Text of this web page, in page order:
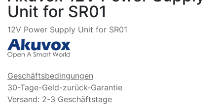
Unit for SR01
12V Power Supply Unit for SR01
Geschäftsbedingungen
30-Tage-Geld-zurück-Garantie
Versand: 2-3 Geschäftstage